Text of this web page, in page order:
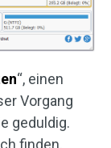
“, einen
Vorgang
geduldig.